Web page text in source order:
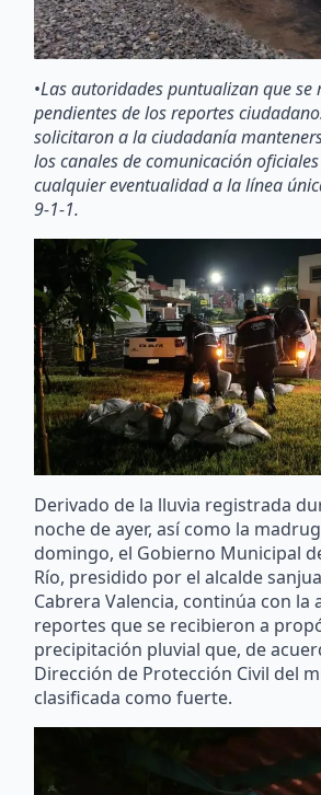
pendientes de los reportes
solicitaron a la ciudadanía
los canales de comunicación
cualquier eventualidad a la línea
9-1-1.
noche de ayer, así como la
domingo, el Gobierno Municipal de
Río, presidido por el alcalde
Cabrera Valencia, continúa con la
reportes que se recibieron a
precipitación pluvial que, de
Dirección de Protección Civil del
clasificada como fuerte.